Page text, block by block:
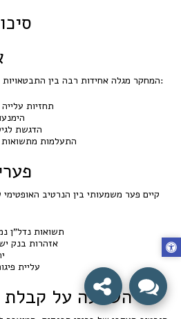
המחקר מגלה אחידות רבה בין התבטאויות בכירי הבנקים השונים, הכוללת:
תחזיות
הדגשת
התעלמות מתשואות
קיים פער משמעותי בין הנרטיב
תשואות נדל"ן נמוכות
אזהרות בנק
עליית
השפעה על קבלת